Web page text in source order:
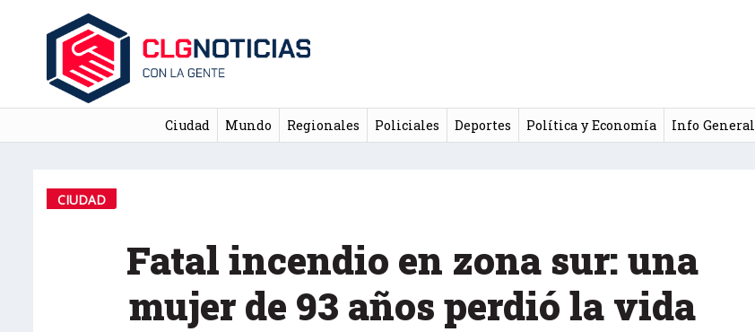
Ciudad Mundo Regionales Policiales Deportes Política y Economía Info General
CIUDAD
Fatal incendio en zona sur: una
mujer de 93 años perdió la vida